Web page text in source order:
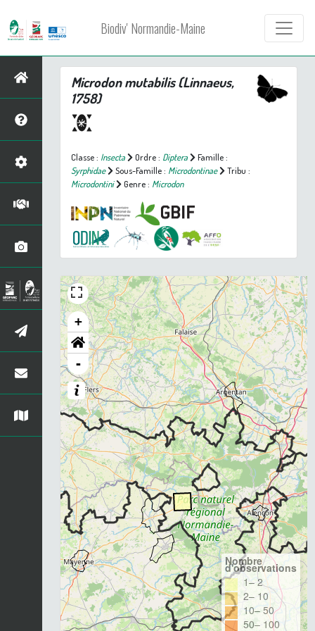
Biodiv' Normandie-Maine
Microdon mutabilis(Linnaeus,
1758)
Classe : Insecta Ordre : Diptera
Famille :
Syrphidae
Sous-Famille : Microdontinae
Tribu :
Microdontini
Genre : Microdon
+
-
Nombre
d'observations
1– 2
2– 10
10– 50
50– 100